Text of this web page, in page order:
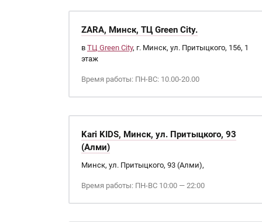
ZARA, Минск, ТЦ Green City.
в ТЦ Green City, г. Минск, ул. Притыцкого, 156, 1
этаж
Время работы: ПН-ВС: 10.00-20.00
Kari KIDS, Минск, ул. Притыцкого, 93
(Алми)
Минск, ул. Притыцкого, 93 (Алми),
Время работы: ПН-ВС 10:00 — 22:00